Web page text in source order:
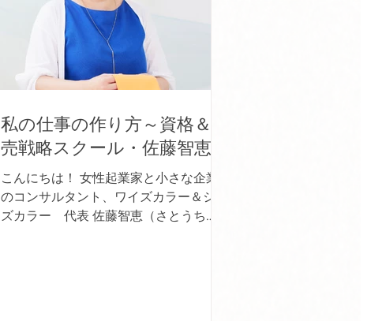
私の仕事の作り方～資格＆販
売戦略スクール・佐藤智恵～
こんにちは！ 女性起業家と小さな企業
のコンサルタント、ワイズカラー＆シー
ズカラー 代表 佐藤智恵（さとうち